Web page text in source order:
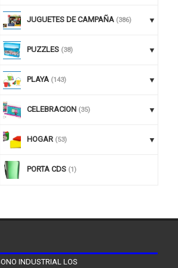
JUGUETES DE CAMPAÑA (386)
PUZZLES (38)
PLAYA (143)
CELEBRACION (35)
HOGAR (53)
PORTA CDS (1)
INDUSTRIAL LOS